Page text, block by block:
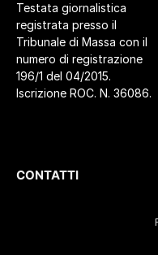
Testata giornalistica
registrata presso il
Tribunale di Massa con il
numero di registrazione
196/1 del 04/2015.
Iscrizione ROC. N. 36086.
CONTATTI